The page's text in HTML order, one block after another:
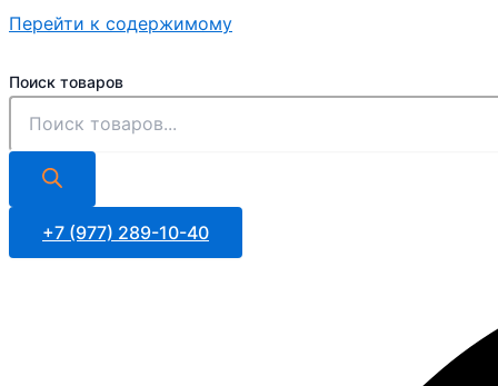
Перейти к содержимому
Поиск товаров
+7 (977) 289-10-40